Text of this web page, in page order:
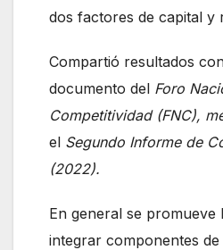
dos factores de capital y
Compartió resultados
documento del Foro
Competitividad (FNC),
el Segundo Informe de
(2022).
En general se promueve
integrar componentes